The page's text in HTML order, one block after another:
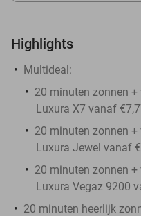
Highlights
Multideal:
20 minuten zonnen
Luxura X7 vanaf
20 minuten zonnen
Luxura Jewel vanaf
20 minuten zonnen
Luxura Vegaz 9200
20 minuten heerlijk